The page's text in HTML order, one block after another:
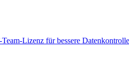
Lizenz für bessere Datenkontrolle